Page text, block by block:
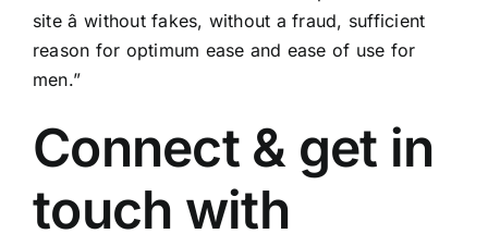
site â without fakes, without a fraud, sufficient
reason for optimum ease and ease of use for
men.”
Connect & get in
touch with